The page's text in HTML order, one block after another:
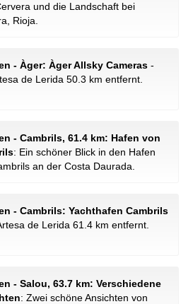
und die Landschaft bei
Rioja.
- Àger: Àger Allsky Cameras -
de Lerida 50.3 km entfernt.
- Cambrils, 61.4 km: Hafen von
: Ein schöner Blick in den Hafen
an der Costa Daurada.
- Cambrils: Yachthafen Cambrils
de Lerida 61.4 km entfernt.
- Salou, 63.7 km: Verschiedene
: Zwei schöne Ansichten von